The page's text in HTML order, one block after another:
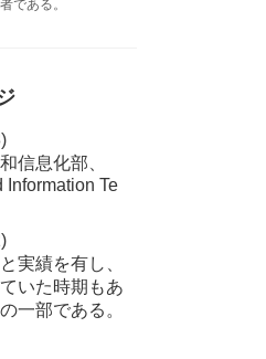
である。
信息化部、
Information Te
実績を有し、
いた時期もあ
一部である。